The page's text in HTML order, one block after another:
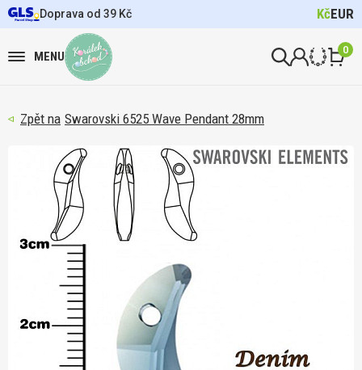
Doprava od 39 Kč KčEUR
MENU 0
Swarovski 6525 Wave Pendant 28mm